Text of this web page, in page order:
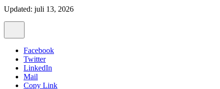
Updated: juli 13, 2026
Facebook
Twitter
LinkedIn
Mail
Copy Link